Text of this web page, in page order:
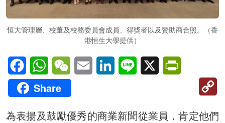
恒大管理層、校董及校務委員會成員、得獎者以及贊助商合照。（香
港恒生大學提供）
FacebookWhatsAppWeChatEmail LinkedInLine X
Share
為表揚及鼓勵優秀的商業新聞從業員，肯定他們